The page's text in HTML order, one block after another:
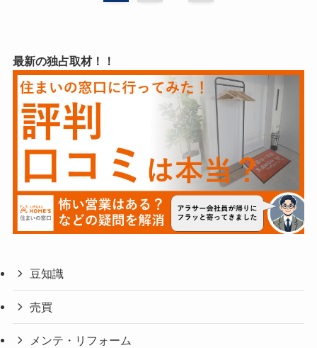
最新の独占取材！！
豆知識
売買
メンテ・リフォーム